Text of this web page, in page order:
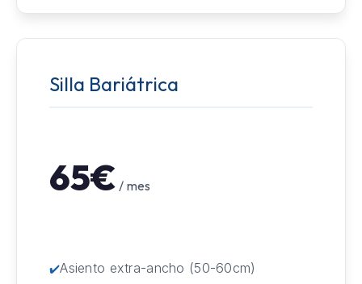
Silla Bariátrica
65€ / mes
Asiento extra-ancho (50-60cm)